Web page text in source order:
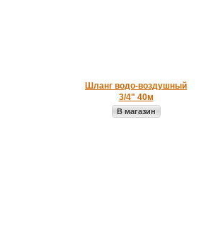
Шланг водо-воздушный
3/4" 40м
В магазин